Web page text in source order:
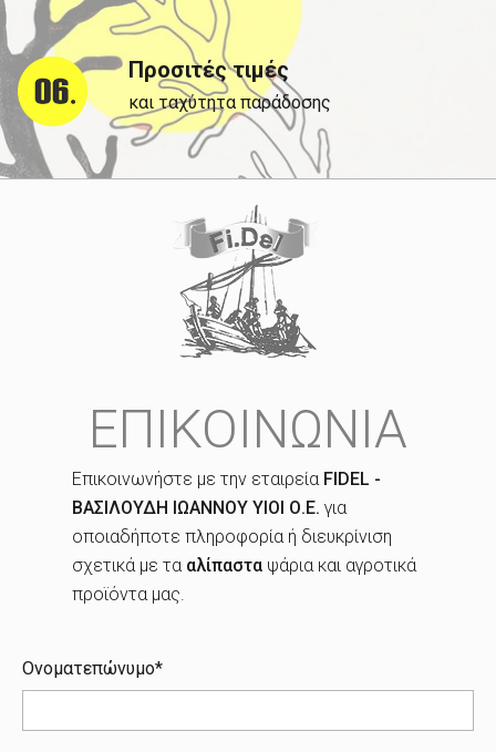
Προσιτές τιμές
και ταχύτητα παράδοσης
EΠΙΚΟΙΝΩΝΙΑ
Επικοινωνήστε με την εταιρεία FIDEL -
ΒΑΣΙΛΟΥΔΗ ΙΩΑΝΝΟΥ ΥΙΟΙ Ο.Ε. για
οποιαδήποτε πληροφορία ή διευκρίνιση
σχετικά με τα αλίπαστα ψάρια και αγροτικά
προϊόντα μας.
Oνοματεπώνυμο*